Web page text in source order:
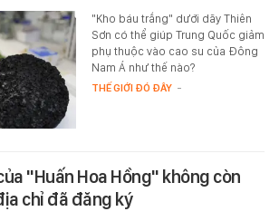
"Kho báu trắng" dưới dãy Thiên
Sơn có thể giúp Trung Quốc giảm
phụ thuộc vào cao su của Đông
Nam Á như thế nào?
THẾ GIỚI ĐÓ ĐÂY -
"Huấn Hoa Hồng" không còn
chỉ đã đăng ký